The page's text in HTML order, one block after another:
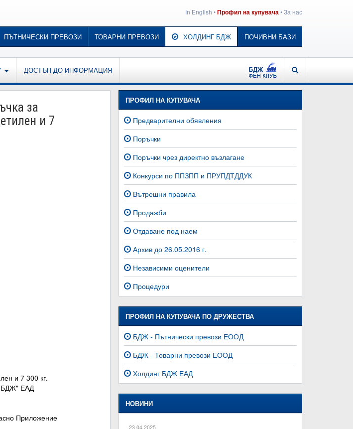
In English •Профил на купувача•За нас
ПЪТНИЧЕСКИ ПРЕВОЗИ ТОВАРНИ ПРЕВОЗИ ХОЛДИНГ БДЖ ПОЧИВНИ БАЗИ
ДОСТЪП ДО ИНФОРМАЦИЯ ТЪРСЕНЕ
за
и 7
и 7 300 кг.
БДЖ" ЕАД
Приложение
ПРОФИЛ НА КУПУВАЧА
Предварителни обявления
Поръчки
Поръчки чрез директно възлагане
Конкурси по ППЗПП и ПРУПДТДДУК
Вътрешни правила
Продажби
Отдаване под наем
Архив до 26.05.2016 г.
Независими оценители
Процедури
ПРОФИЛ НА КУПУВАЧА ПО ДРУЖЕСТВА
БДЖ - Пътнически превози ЕООД
БДЖ - Товарни превози ЕООД
Холдинг БДЖ ЕАД
НОВИНИ
23.04.2025